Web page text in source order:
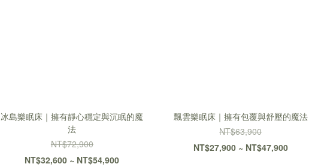
冰島樂眠床｜擁有靜心穩定與沉眠的魔
法
NT$72,900
NT$32,600 ~ NT$54,900
飄雲樂眠床｜擁有包覆與舒壓的魔法
NT$63,900
NT$27,900 ~ NT$47,900